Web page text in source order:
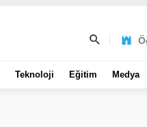
Teknoloji Eğitim Medya